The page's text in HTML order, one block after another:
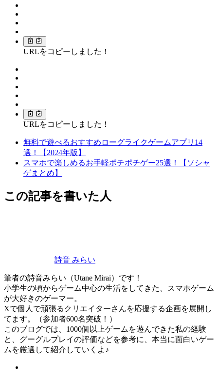
URLをコピーしました！
URLをコピーしました！
無料で遊べるおすすめローグライクゲームアプリ14
選！【2024年版】
スマホで楽しめるお手軽ポチポチゲー25選！【ソシャ
ゲまとめ】
この記事を書いた人
詩音 みらい
筆者の詩音みらい（Utane Mirai）です！
小学生の頃からゲーム中心の生活をしてきた、スマホゲーム
が大好きのゲーマー。
Xで個人で頑張るクリエイターさんを応援する企画を展開し
てます。（参加者600名突破！）
このブログでは、1000個以上ゲームを遊んできた私の経験
と、グーグルプレイの評価などを参考に、本当に面白いゲー
ムを厳選して紹介していくよ♪